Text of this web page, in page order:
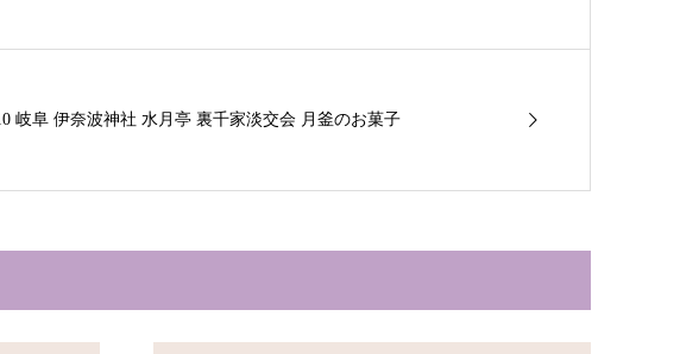
岐阜 伊奈波神社 水月亭 裏千家淡交会 月釜のお菓子